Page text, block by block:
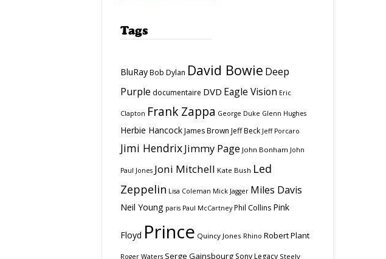
Tags
BluRay Bob Dylan David Bowie Deep
Purple documentaire DVD Eagle Vision Eric
Clapton Frank Zappa George Duke Glenn Hughes
Herbie Hancock James Brown Jeff Beck Jeff Porcaro
Jimi HendrixJimmy Page John Bonham John
Paul Jones Joni Mitchell Kate Bush Led
Zeppelin Lisa Coleman Mick Jagger Miles Davis
Neil Young paris Paul McCartney Phil Collins Pink
Floyd Prince Quincy Jones Rhino Robert Plant
Roger Waters Serge Gainsbourg Sony Legacy Steely